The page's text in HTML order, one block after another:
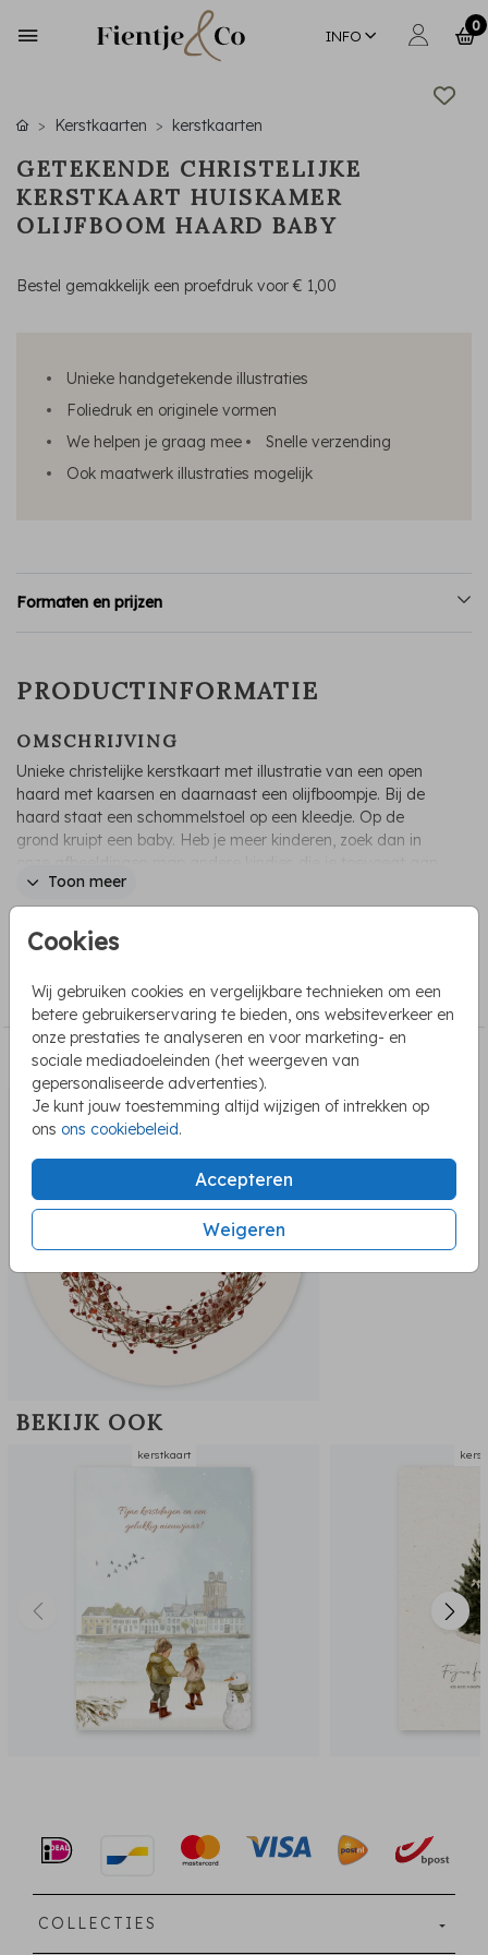
INFO
0
Cookies
Wij gebruiken cookies en vergelijkbare technieken om een
betere gebruikerservaring te bieden, ons websiteverkeer en
onze prestaties te analyseren en voor marketing- en
sociale mediadoeleinden (het weergeven van
gepersonaliseerde advertenties).
Je kunt jouw toestemming altijd wijzigen of intrekken op
ons ons cookiebeleid.
Accepteren
Weigeren
Kerstkaarten kerstkaarten
GETEKENDE CHRISTELIJKE
KERSTKAART HUISKAMER
OLIJFBOOM HAARD BABY
Bestel gemakkelijk een proefdruk voor€ 1,00
Unieke handgetekende illustraties
Foliedruk en originele vormen
We helpen je graag mee
Snelle verzending
Ook maatwerk illustraties mogelijk
Formaten en prijzen
PRODUCTINFORMATIE
OMSCHRIJVING
Unieke christelijke kerstkaart met illustratie van een open
haard met kaarsen en daarnaast een olijfboompje. Bij de
haard staat een schommelstoel op een kleedje. Op de
grond kruipt een baby. Heb je meer kinderen, zoek dan in
de kaart. Deze kerstkaart kan je zelf helemaal aanpassen.
Toon meer
Irene Jelier
kerstkaarten
PASSEND BIJ DE KAART
sluitzegel
BEKIJK OOK
kerstkaart
COLLECTIES